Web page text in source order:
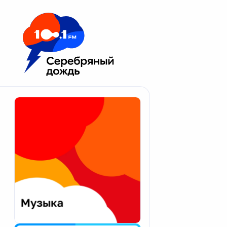
Москва 100.1 FM
Апатиты
Екатеринбург
Калининград
Калуга